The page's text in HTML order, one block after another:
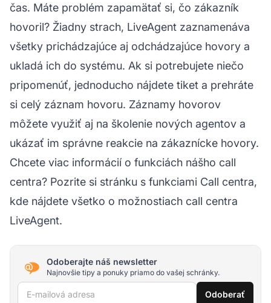
čas. Máte problém zapamätať si, čo zákazník
hovoril? Žiadny strach, LiveAgent zaznamenáva
všetky prichádzajúce aj odchádzajúce hovory a
ukladá ich do systému. Ak si potrebujete niečo
pripomenúť, jednoducho nájdete tiket a prehráte
si celý záznam hovoru. Záznamy hovorov
môžete využiť aj na školenie nových agentov a
ukázať im správne reakcie na zákaznícke hovory.
Chcete viac informácií o funkciách nášho call
centra? Pozrite si stránku s funkciami Call centra,
kde nájdete všetko o možnostiach call centra
LiveAgent.
Odoberajte náš newsletter
Najnovšie tipy a ponuky priamo do vašej schránky.
E-mailová adresa Odoberať